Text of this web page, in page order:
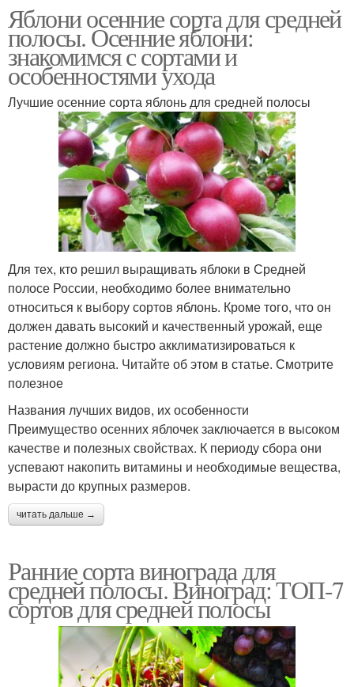
Яблони осенние сорта для средней
полосы. Осенние яблони:
знакомимся с сортами и
особенностями ухода
Лучшие осенние сорта яблонь для средней полосы
Для тех, кто решил выращивать яблоки в Средней
полосе России, необходимо более внимательно
относиться к выбору сортов яблонь. Кроме того, что он
должен давать высокий и качественный урожай, еще
растение должно быстро акклиматизироваться к
условиям региона. Читайте об этом в статье. Смотрите
полезное
Названия лучших видов, их особенности
Преимущество осенних яблочек заключается в высоком
качестве и полезных свойствах. К периоду сбора они
успевают накопить витамины и необходимые вещества,
вырасти до крупных размеров.
читать дальше →
Ранние сорта винограда для
средней полосы. Виноград: ТОП-7
сортов для средней полосы